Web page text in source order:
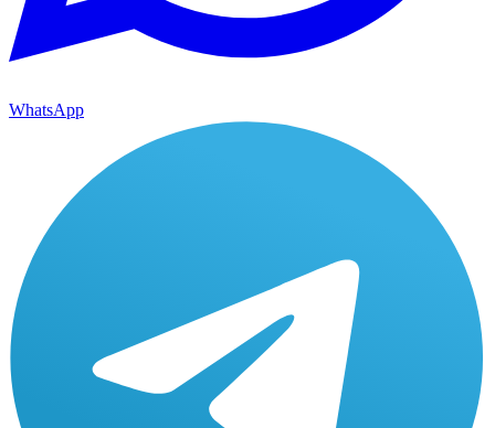
WhatsApp